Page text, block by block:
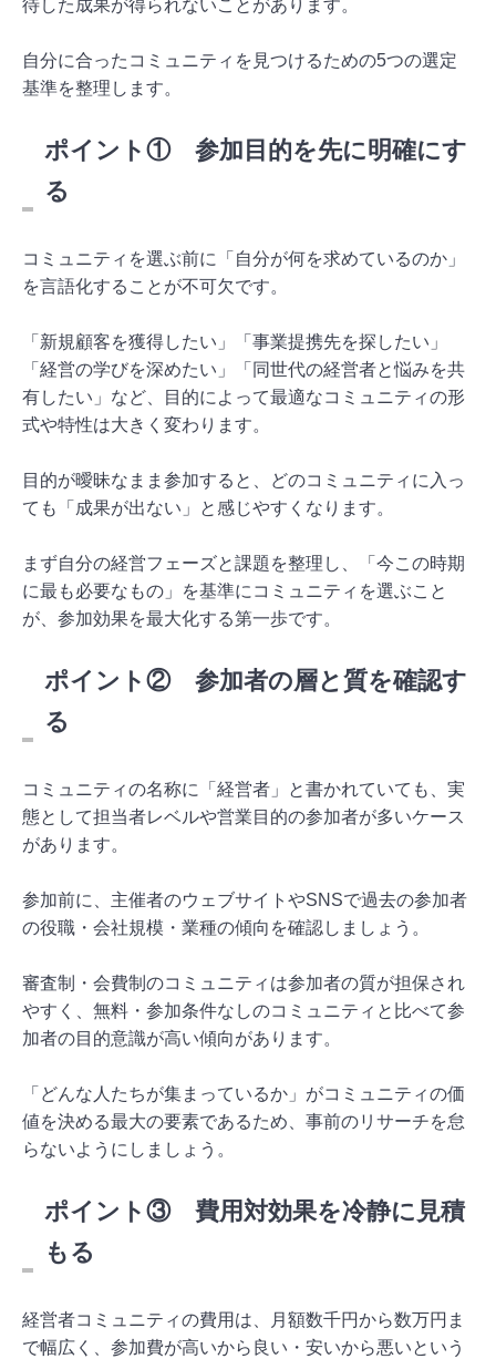
待した成果が得られないことがあります。
自分に合ったコミュニティを見つけるための5つの選定
基準を整理します。
ポイント① 参加目的を先に明確にす
る
コミュニティを選ぶ前に「自分が何を求めているのか」
を言語化することが不可欠です。
「新規顧客を獲得したい」「事業提携先を探したい」
「経営の学びを深めたい」「同世代の経営者と悩みを共
有したい」など、目的によって最適なコミュニティの形
式や特性は大きく変わります。
目的が曖昧なまま参加すると、どのコミュニティに入っ
ても「成果が出ない」と感じやすくなります。
まず自分の経営フェーズと課題を整理し、「今この時期
に最も必要なもの」を基準にコミュニティを選ぶこと
が、参加効果を最大化する第一歩です。
ポイント② 参加者の層と質を確認す
る
コミュニティの名称に「経営者」と書かれていても、実
態として担当者レベルや営業目的の参加者が多いケース
があります。
参加前に、主催者のウェブサイトやSNSで過去の参加者
の役職・会社規模・業種の傾向を確認しましょう。
審査制・会費制のコミュニティは参加者の質が担保され
やすく、無料・参加条件なしのコミュニティと比べて参
加者の目的意識が高い傾向があります。
「どんな人たちが集まっているか」がコミュニティの価
値を決める最大の要素であるため、事前のリサーチを怠
らないようにしましょう。
ポイント③ 費用対効果を冷静に見積
もる
経営者コミュニティの費用は、月額数千円から数万円ま
で幅広く、参加費が高いから良い・安いから悪いという